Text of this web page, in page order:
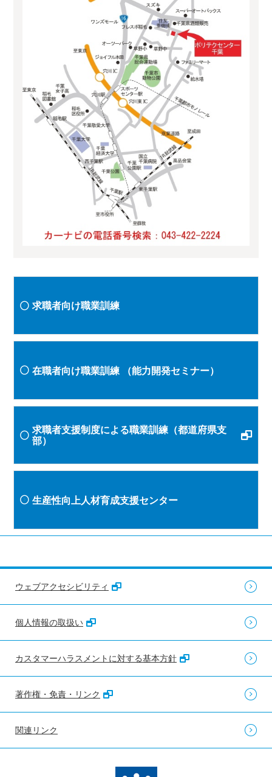
求職者向け職業訓練
在職者向け職業訓練 （能力開発セミナー）
求職者支援制度による職業訓練（都道府県支
部）
生産性向上人材育成支援センター
ウェブアクセシビリティ
個人情報の取扱い
カスタマーハラスメントに対する基本方針
著作権・免責・リンク
関連リンク